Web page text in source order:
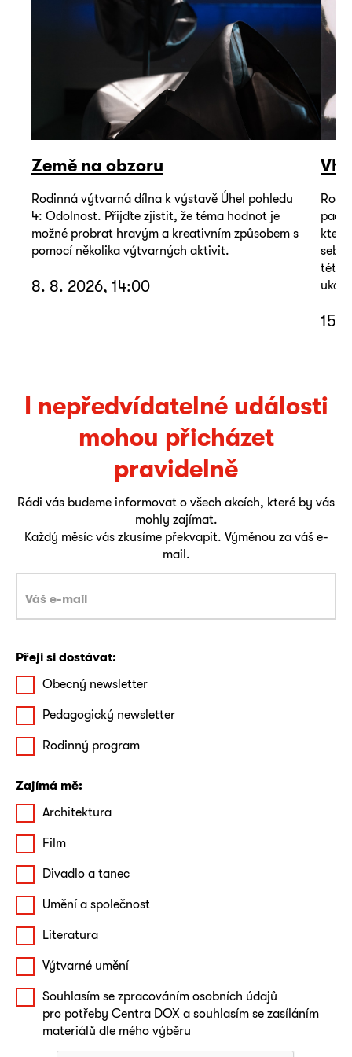
Země na obzoru
Rodinná výtvarná dílna k výstavě Úhel pohledu
4: Odolnost. Přijďte zjistit, že téma hodnot je
možné probrat hravým a kreativním způsobem s
pomocí několika výtvarných aktivit.
8. 8. 2026, 14:00
který
této
15.
I nepředvídatelné události
mohou přicházet
pravidelně
Rádi vás budeme informovat o všech akcích, které by vás
mohly zajímat.
Každý měsíc vás zkusíme překvapit. Výměnou za váš e-
mail.
Přeji si dostávat:
Obecný newsletter
Pedagogický newsletter
Rodinný program
Zajímá mě:
Architektura
Film
Divadlo a tanec
Umění a společnost
Literatura
Výtvarné umění
Souhlasím se zpracováním osobních údajů
pro potřeby Centra DOX a souhlasím se zasíláním
materiálů dle mého výběru